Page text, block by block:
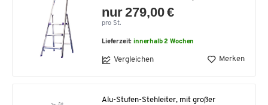
nur 279,00 €
pro St.
Lieferzeit:innerhalb 2 Wochen
Vergleichen Merken
Alu-Stufen-Stehleiter, mit großer